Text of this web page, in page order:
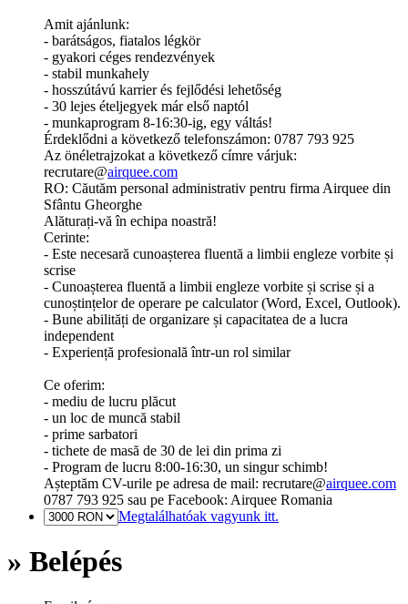
Amit ajánlunk:
- barátságos, fiatalos légkör
- gyakori céges rendezvények
- stabil munkahely
- hosszútávú karrier és fejlődési lehetőség
- 30 lejes ételjegyek már első naptól
- munkaprogram 8-16:30-ig, egy váltás!
Érdeklődni a következő telefonszámon: 0787 793 925
Az önéletrajzokat a következő címre várjuk:
recrutare@airquee.com
RO: Căutăm personal administrativ pentru firma Airquee din
Sfântu Gheorghe
Alăturați-vă în echipa noastră!
Cerinte:
- Este necesară cunoașterea fluentă a limbii engleze vorbite și
scrise
- Cunoașterea fluentă a limbii engleze vorbite și scrise și a
cunoștințelor de operare pe calculator (Word, Excel, Outlook).
- Bune abilități de organizare și capacitatea de a lucra
independent
- Experiență profesională într-un rol similar
Ce oferim:
- mediu de lucru plăcut
- un loc de muncă stabil
- prime sarbatori
- tichete de masă de 30 de lei din prima zi
- Program de lucru 8:00-16:30, un singur schimb!
Așteptăm CV-urile pe adresa de mail: recrutare@airquee.com
0787 793 925 sau pe Facebook: Airquee Romania
Megtalálhatóak vagyunk itt.
» Belépés